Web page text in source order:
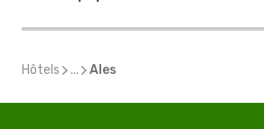
Hôtels ... Ales